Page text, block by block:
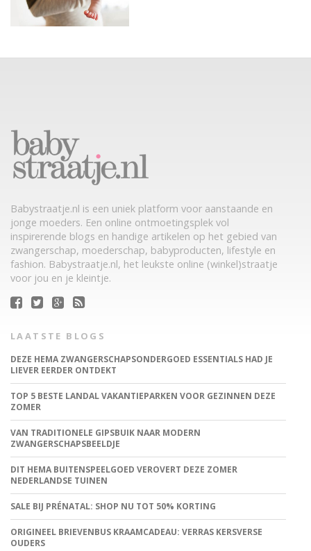
Babystraatje.nl is een uniek platform voor aanstaande en
jonge moeders. Een online ontmoetingsplek vol
inspirerende blogs en handige artikelen op het gebied van
zwangerschap, moederschap, babyproducten, lifestyle en
fashion. Babystraatje.nl, het leukste online (winkel)straatje
voor jou en je kleintje.
LAATSTE BLOGS
DEZE HEMA ZWANGERSCHAPSONDERGOED ESSENTIALS HAD JE
LIEVER EERDER ONTDEKT
TOP 5 BESTE LANDAL VAKANTIEPARKEN VOOR GEZINNEN DEZE
ZOMER
VAN TRADITIONELE GIPSBUIK NAAR MODERN
ZWANGERSCHAPSBEELDJE
DIT HEMA BUITENSPEELGOED VEROVERT DEZE ZOMER
NEDERLANDSE TUINEN
SALE BIJ PRÉNATAL: SHOP NU TOT 50% KORTING
ORIGINEEL BRIEVENBUS KRAAMCADEAU: VERRAS KERSVERSE
OUDERS